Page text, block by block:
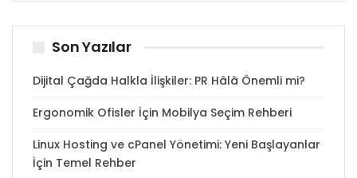
Son Yazılar
Dijital Çağda Halkla İlişkiler: PR Hâlâ Önemli mi?
Ergonomik Ofisler İçin Mobilya Seçim Rehberi
Linux Hosting ve cPanel Yönetimi: Yeni Başlayanlar
İçin Temel Rehber